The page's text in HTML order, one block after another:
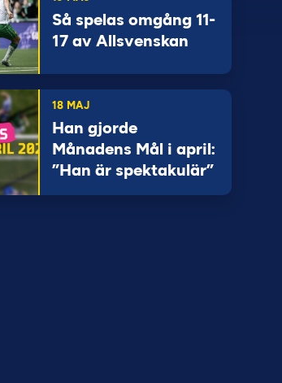
Så spelas omgång 11-
17 av Allsvenskan
18 MAJ
Han gjorde
Månadens Mål i april:
”Han är spektakulär”